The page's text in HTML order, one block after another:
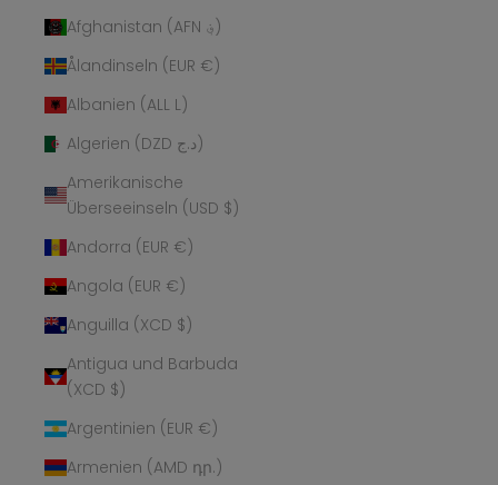
Afghanistan (AFN ؋)
Ålandinseln (EUR €)
Albanien (ALL L)
Algerien (DZD د.ج)
Amerikanische
Überseeinseln (USD $)
Andorra (EUR €)
Angola (EUR €)
Anguilla (XCD $)
Antigua und Barbuda
(XCD $)
Argentinien (EUR €)
Armenien (AMD դր.)